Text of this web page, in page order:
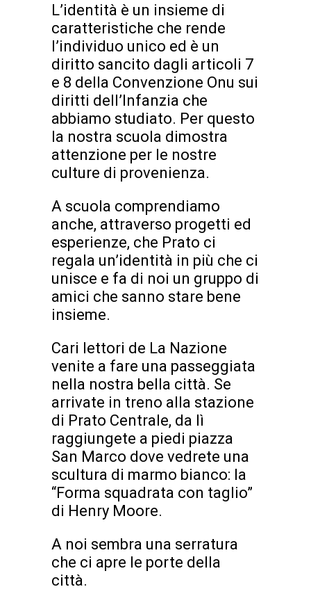
L’identità è un insieme di
caratteristiche che rende
l’individuo unico ed è un
diritto sancito dagli articoli 7
e 8 della Convenzione Onu sui
diritti dell’Infanzia che
abbiamo studiato. Per questo
la nostra scuola dimostra
attenzione per le nostre
culture di provenienza.
A scuola comprendiamo
anche, attraverso progetti ed
esperienze, che Prato ci
regala un’identità in più che ci
unisce e fa di noi un gruppo di
amici che sanno stare bene
insieme.
Cari lettori de La Nazione
venite a fare una passeggiata
nella nostra bella città. Se
arrivate in treno alla stazione
di Prato Centrale, da lì
raggiungete a piedi piazza
San Marco dove vedrete una
scultura di marmo bianco: la
“Forma squadrata con taglio”
di Henry Moore.
A noi sembra una serratura
che ci apre le porte della
città.